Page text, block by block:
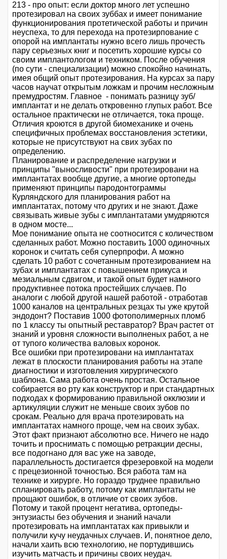
213 - про опыт: если доктор много лет успешно
протезировал на своих зуббах и имеет понимание
функционирования протетической работы и причин
неуспеха, то для перехода на протезирпование с
опорой на имплантаты нужно всего лишь прочесть
пару серьезных книг и посетить хорошие курсы со
своим имплантологом и техником. После обучения
(по сути - специализации) можно спокойно начинать,
имея общий опыт протезирования. На курсах за пару
часов научат открытым ложкам и прочим несложным
премудростям. Главное - понимать разницу зуб/
имплантат и не делать откровенно глупых работ. Все
остальное практически не отличается, тока проще.
Отличия кроются в другой биомеханике и очень
специфичных проблемах восстановления эстетики,
которые не присутствуют на свих зубах по
определению.
Планирование и распределение нагрузки и
принципы "выносливости" при протезировани на
имплантатах вообще другие, а многие ортопеды
применяют принципы пародонтограммы
Курляндского для планирования работ на
имплантатах, потому что других и не знают. Даже
связывать живые зубы с имплантатами умудряются
в одном мосте...
Мое понимание опыта не соотносится с количеством
сделанных работ. Можно поставить 1000 одиночных
коронок и считать себя суперпрофи. А можно
сделать 10 работ с сочетанным протезированием на
зубах и имплантатах с повышением прикуса и
мезиальным сдвигом, и такой опыт будет намного
продуктивнее потока простейших случаев. По
аналоги с любой другой нашей работой - отработав
1000 каналов на центральных резцах ты уже крутой
эндодонт? Поставив 1000 фотополимерных пломб
по 1 классу ты опытный реставратор? Врач растет от
знаний и уровня сложности выполненых работ, а не
от тупого количества валовых коронок.
Все ошибки при протезировани на имплантатах
лежат в плоскости планирования работы на этапе
диагностики и изготовления хирургического
шаблона. Сама работа очень простая. Остальное
собирается во рту как конструктор и при стандартных
подходах к формированию правильной окклюзии и
артикуляции служит не меньше своих зубов по
срокам. Реально для врача протезировать на
имплантатах намного проще, чем на своих зубах.
Этот факт признают абсолютно все. Ничего не надо
точить и проснимать с помощью ретракции десны,
все подогнано для вас уже на заводе,
параллельность достигается фрезеровкой на модели
с прецезионной точностью. Вся работа там на
технике и хирурге. Но гораздо труднее правильно
спланировать работу, потому как имплантаты не
прощают ошибок, в отличие от своих зубов.
Потому и такой процент негатива, ортопеды-
энтузиасты без обучения и знаний начали
протезировать на имплантатах как привыкли и
получили кучу неудачных случаев. И, понятное дело,
начали хаить всю технологию, не портудившись
изучить матчасть и причины своих неудач.